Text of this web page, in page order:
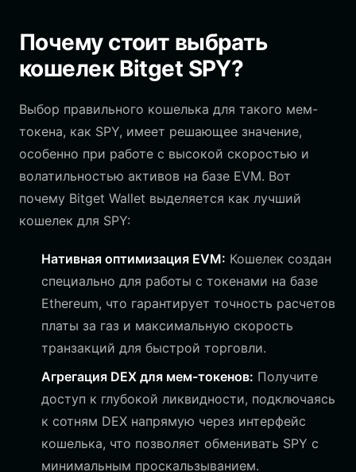
Почему стоит выбрать
кошелек Bitget SPY?
Выбор правильного кошелька для такого мем-
токена, как SPY, имеет решающее значение,
особенно при работе с высокой скоростью и
волатильностью активов на базе EVM. Вот
почему Bitget Wallet выделяется как лучший
кошелек для SPY:
Нативная оптимизация EVM: Кошелек создан
специально для работы с токенами на базе
Ethereum, что гарантирует точность расчетов
платы за газ и максимальную скорость
транзакций для быстрой торговли.
Агрегация DEX для мем-токенов: Получите
доступ к глубокой ликвидности, подключаясь
к сотням DEX напрямую через интерфейс
кошелька, что позволяет обменивать SPY с
минимальным проскальзыванием.